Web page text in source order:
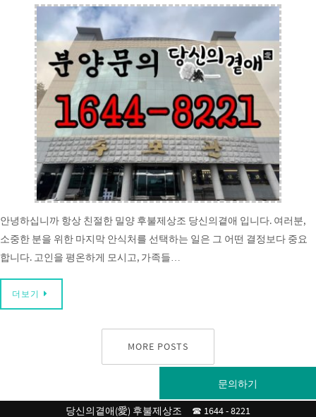
안녕하십니까 항상 친절한 밀양 후불제상조 당신의곁애 입니다. 여러분,
소중한 분을 위한 마지막 안식처를 선택하는 일은 그 어떤 결정보다 중요
합니다. 고인을 평온하게 모시고, 가족들…
더보기
MORE POSTS
당신의곁애(愛) 후불제상조 ☎ 1644 - 8221
문의하기